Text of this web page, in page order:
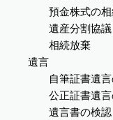
預金株式の
遺産分割協
相続放棄
遺言
自筆証書遺
公正証書遺
遺言書の検認